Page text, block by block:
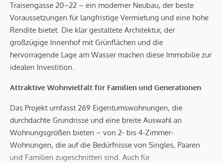
Traisengasse 20–22 – ein moderner Neubau, der beste
Voraussetzungen für langfristige Vermietung und eine hohe
Rendite bietet. Die klar gestaltete Architektur, der
großzügige Innenhof mit Grünflächen und die
hervorragende Lage am Wasser machen diese Immobilie zur
idealen Investition.
Attraktive Wohnvielfalt für Familien und Generationen
Das Projekt umfasst 269 Eigentumswohnungen, die
durchdachte Grundrisse und eine breite Auswahl an
Wohnungsgrößen bieten – von 2- bis 4-Zimmer-
Wohnungen, die auf die Bedürfnisse von Singles, Paaren
und Familien zugeschnitten sind. Auch für